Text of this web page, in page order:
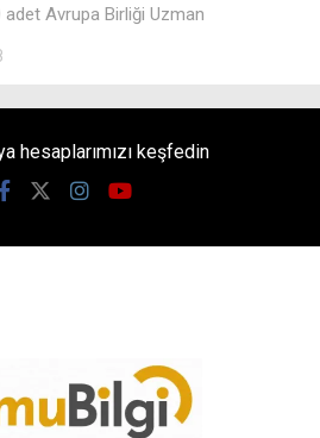
adet Avrupa Birliği Uzman
hesaplarımızı keşfedin